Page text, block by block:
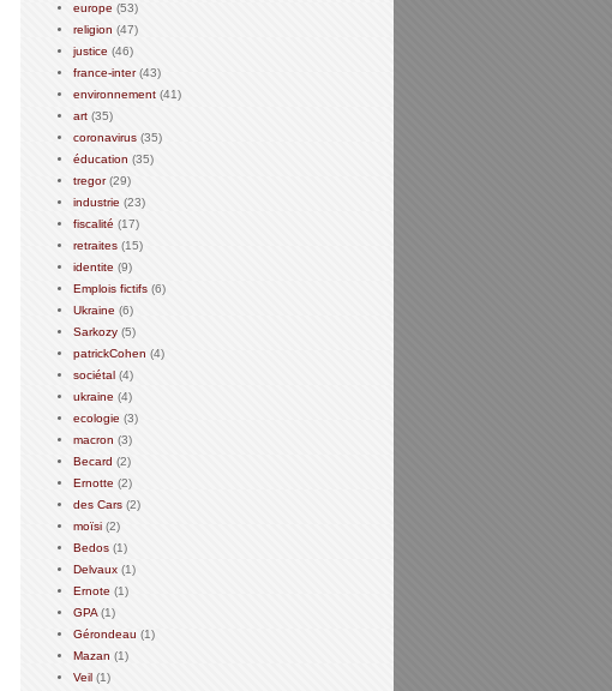
europe (53)
religion (47)
justice (46)
france-inter(43)
environnement (41)
art (35)
coronavirus (35)
éducation (35)
tregor(29)
industrie (23)
fiscalité (17)
retraites (15)
identite (9)
Emplois fictifs (6)
Ukraine (6)
Sarkozy (5)
patrickCohen (4)
sociétal (4)
ukraine (4)
ecologie (3)
macron (3)
Becard (2)
Ernotte (2)
des Cars (2)
moïsi (2)
Bedos (1)
Delvaux (1)
Ernote (1)
GPA (1)
Gérondeau (1)
Mazan (1)
Veil (1)